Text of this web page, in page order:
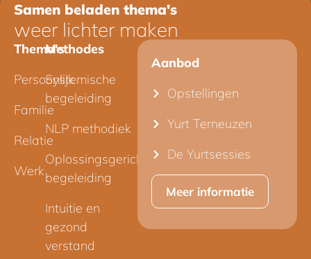
Samen beladen thema's
weer lichter maken
Thema's
Persoonlijk
Familie
Relatie
Werk
Methodes
Systemische
begeleiding
NLP methodiek
Oplossingsgerichte
begeleiding
Intuitie en
gezond
verstand
Aanbod
Opstellingen
Yurt Terneuzen
De Yurtsessies
Meer informatie